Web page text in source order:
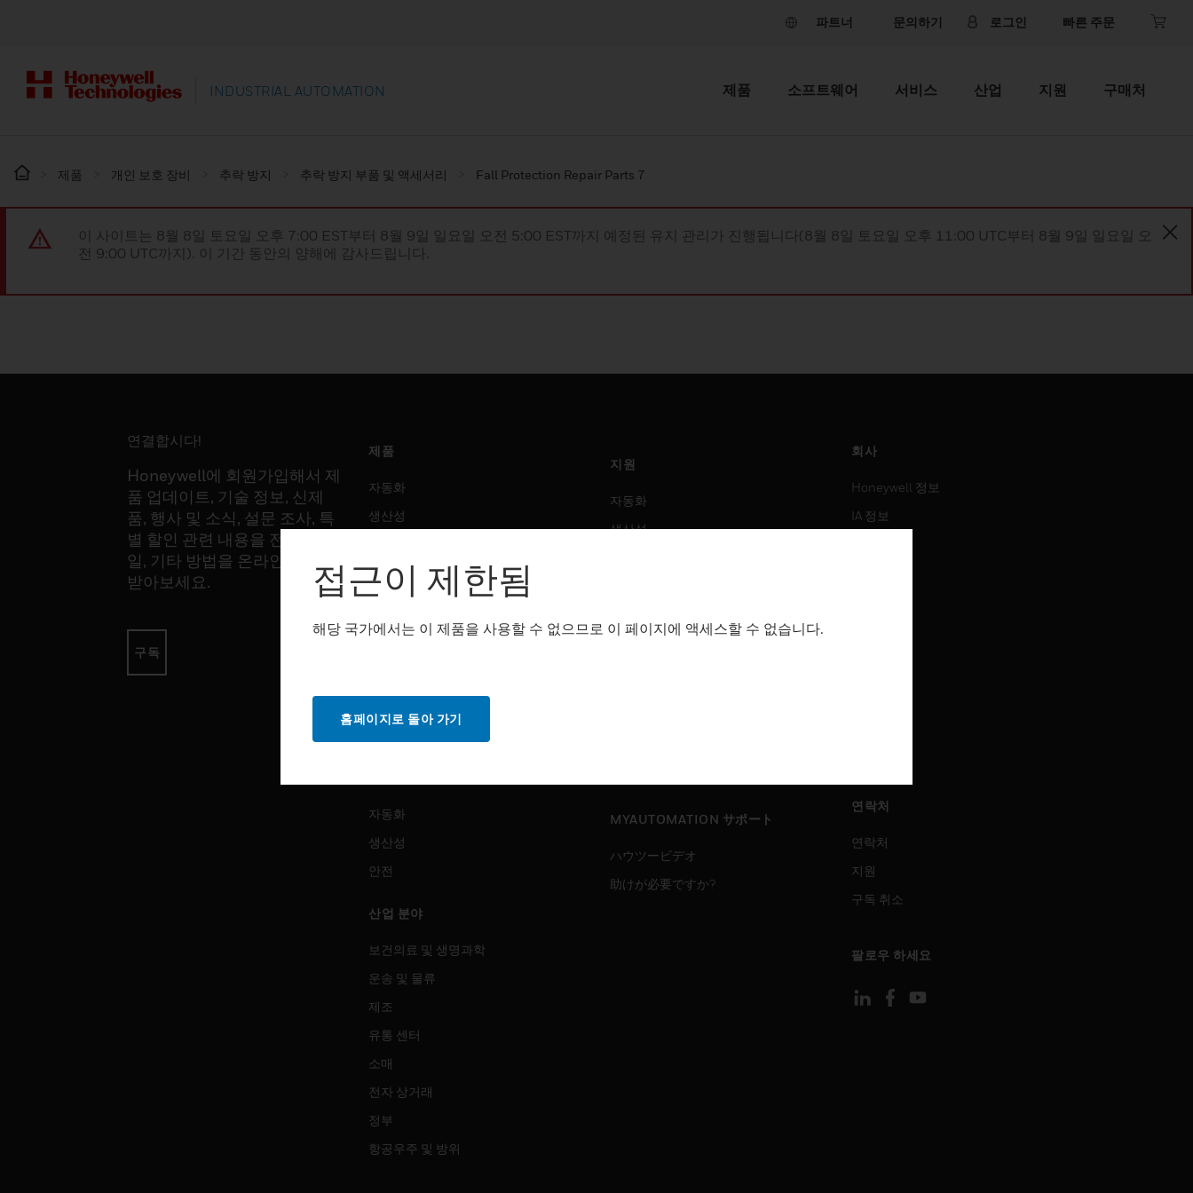
파트너 문의하기 로그인 빠른 주문
INDUSTRIAL AUTOMATION 제품 소프트웨어 서비스 산업 지원 구매처
제품 개인 보호 장비 추락 방지 추락 방지 부품 및 액세서리 Fall Protection Repair Parts 7
이 사이트는 8월 8일 토요일 오후 7:00 EST부터 8월 9일 일요일 오전 5:00 EST까지 예정된 유지 관리가 진행됩니다(8월 8일 토요일 오후 11:00 UTC부터 8월 9일 일요일 오
전 9:00 UTC까지). 이 기간 동안의 양해에 감사드립니다.
연결합시다!
Honeywell에 회원가입해서 제
품 업데이트, 기술 정보, 신제
품, 행사 및 소식, 설문 조사, 특
별 할인 관련 내용을 전화, 이메
일, 기타 방법을 온라인을 통해
받아보세요.
구독
제품
자동화
생산성
감지 솔루션
소프트웨어
생산성
안전
자동화
생산성
안전
산업 분야
보건의료 및 생명과학
운송 및 물류
제조
유통 센터
소매
전자 상거래
정부
항공우주 및 방위
지원
자동화
생산성
구매처
MYAUTOMATION サポート
ハウツービデオ
助けが必要ですか?
회사
Honeywell 정보
IA 정보
연락처
연락처
지원
구독 취소
팔로우 하세요
접근이 제한됨
해당 국가에서는 이 제품을 사용할 수 없으므로 이 페이지에 액세스할 수 없습니다.
홈페이지로 돌아 가기